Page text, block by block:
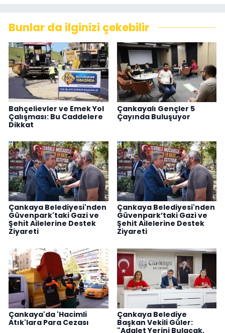
Bunlar da ilginizi çekebilir
Bahçelievler ve Emek Yol
Çalışması: Bu Caddelere
Dikkat
Çankayalı Gençler 5
Çayında Buluşuyor
Çankaya Belediyesi'nden
Güvenpark'taki Gazi ve
Şehit Ailelerine Destek
Ziyareti
Çankaya Belediyesi'nden
Güvenpark’taki Gazi ve
Şehit Ailelerine Destek
Ziyareti
Çankaya'da 'Hacimli
Atık'lara Para Cezası
Çankaya Belediye
Başkan Vekili Güler:
"Adalet Yerini Bulacak,